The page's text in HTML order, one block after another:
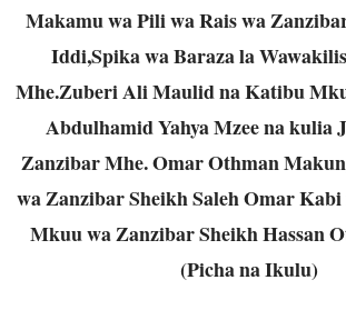
Makamu wa Pili wa Rais wa
Iddi,Spika wa Baraza la
Mhe.Zuberi Ali Maulid na Katibu
Abdulhamid Yahya Mzee na kulia
Zanzibar Mhe. Omar Othman
wa Zanzibar Sheikh Saleh Omar
Mkuu wa Zanzibar Sheikh Hassan
(Picha na Ikulu)